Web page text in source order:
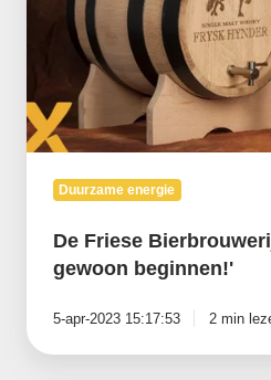
gewoon
beginnen!'
Duurzame energie
De Friese
gewoon beginnen!'
5-apr-2023 15:17:53 2 min